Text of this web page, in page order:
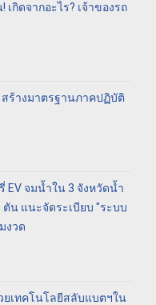
เกิดจากอะไร? เจ้าของรถ
สร้างมาตรฐานภาคปฏิบัติ
EV จมน้ำใน 3 จังหวัดน้ำ
น แนะจัดระเบียบ "ระบบ
งวด
ยเทคโนโลยีสลับแบตฯใน